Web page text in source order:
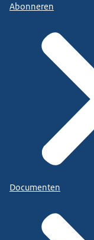
Abonneren
Documenten